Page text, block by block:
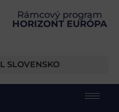
Rámcový program
HORIZONT EURÓPA
SLOVENSKO